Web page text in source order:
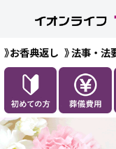
お香典返し 法事・法